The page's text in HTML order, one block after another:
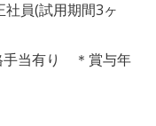
社員(試用期間3ヶ
手当有り ＊賞与年